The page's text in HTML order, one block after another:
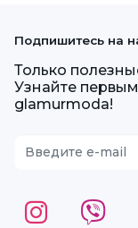
Подпишитесь на
Только
Узнайте
glamurmoda!